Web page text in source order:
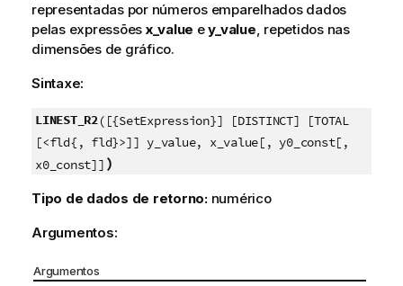
representadas por números emparelhados dados
pelas expressões x_value ey_value, repetidos nas
dimensões de gráfico.
Sintaxe:
LINEST_R2([{SetExpression}] [DISTINCT] [TOTAL
[<fld{, fld}>]] y_value, x_value[, y0_const[,
x0_const]] )
Tipo de dados de retorno: numérico
Argumentos:
Argumentos